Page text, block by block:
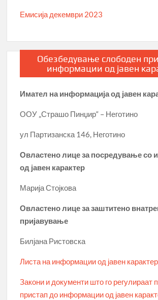
Емисија декември 2023
Обезбедување слободен
информации од јавен
Имател на информација од јавен
ООУ „Страшо Пинџир“ – Неготино
ул Партизанска 146, Неготино
Овластено лице за посредување со
од јавен карактер
Марија Стојкова
Овластено лице за заштитено
пријавување
Билјана Ристовска
Листа на информации од јавен карактер
Закони и документи што го регулираат
пристап до информации од јавен